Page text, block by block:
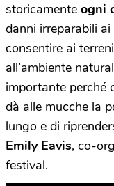
storicamente ogni
danni irreparabili
consentire ai
all’ambiente
importante perché
dà alle mucche la
lungo e di
Emily Eavis, co-
festival.